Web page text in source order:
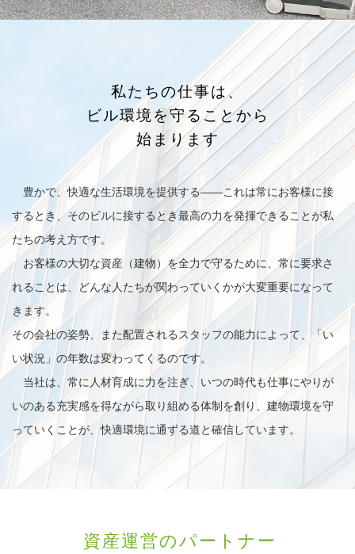
私たちの仕事は、
ビル環境を守ることから
始まります
豊かで、快適な生活環境を提供する——これは常にお客様に接
するとき、そのビルに接するとき最高の力を発揮できることが私
たちの考え方です。
お客様の大切な資産（建物）を全力で守るために、常に要求さ
れることは、どんな人たちが関わっていくかが大変重要になって
きます。
その会社の姿勢、また配置されるスタッフの能力によって、「い
い状況」の年数は変わってくるのです。
当社は、常に人材育成に力を注ぎ、いつの時代も仕事にやりが
いのある充実感を得ながら取り組める体制を創り、建物環境を守
っていくことが、快適環境に通ずる道と確信しています。
資産運営のパートナー